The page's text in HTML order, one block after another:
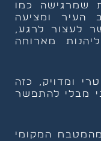
שמרגישה כמו
העיר ומציעה
לעצור לרגע,
מארוחה
ומדויק, כזה
מבלי להתפשר
המקומי